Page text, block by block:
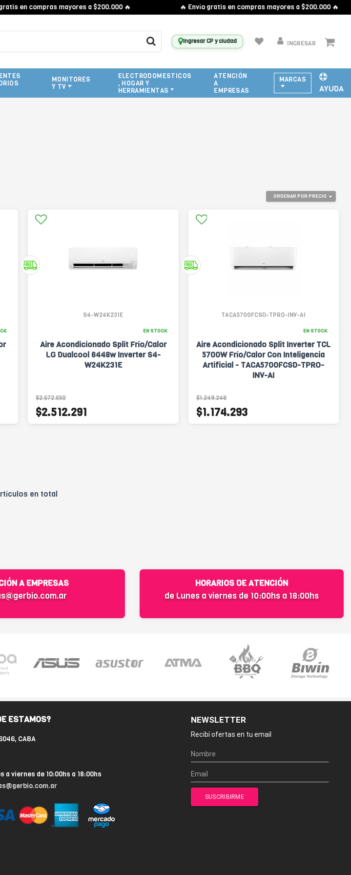
en compras mayores a $200.000 🔥 🔥 Envío gratis en compras mayores a $200.000 🔥
Ingresar CP y ciudad INGRESAR
MONITORES
Y TV
ELECTRODOMESTICOS
, HOGAR Y
HERRAMIENTAS
ATENCIÓN
A
EMPRESAS
MARCAS
AYUDA
ORDENAR POR PRECIO
S4-W24K231E
EN STOCK
Aire Acondicionado Split Frío/Calor
LG Dualcool 6448w Inverter S4-
W24K231E
$2.672.650
$2.512.291
TACA5700FCSD-TPRO-INV-AI
EN STOCK
Aire Acondicionado Split Inverter TCL
5700W Frío/Calor Con Inteligencia
Artificial - TACA5700FCSD-TPRO-
INV-AI
$1.249.248
$1.174.293
en total
A EMPRESAS
HORARIOS DE ATENCIÓN
de Lunes a viernes de 10:00hs a 18:00hs
ESTAMOS?
CABA
a viernes de 10:00hs a 18:00hs
NEWSLETTER
Recibí ofertas en tu email